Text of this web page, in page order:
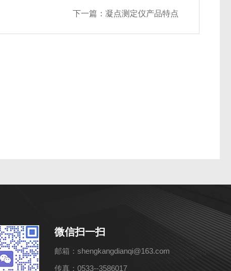
下一篇： 凝点测定仪产品特点
微信扫一扫
邮箱：shengkangdianqi@163.com
传真：0533--3586017